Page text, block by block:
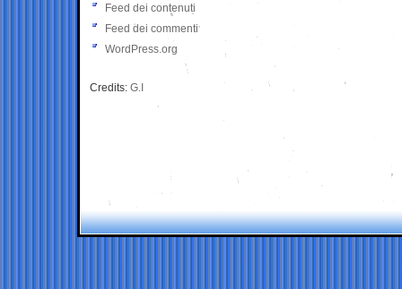
Feed dei contenuti
Feed dei commenti
WordPress.org
Credits: G.I